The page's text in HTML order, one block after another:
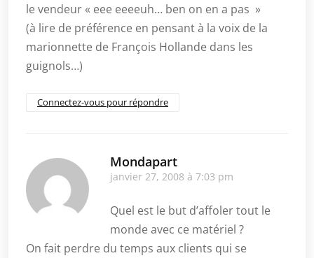
le vendeur « eee eeeeuh… ben on en a pas »
(à lire de préférence en pensant à la voix de la
marionnette de François Hollande dans les
guignols…)
Connectez-vous pour répondre
Mondapart
janvier 27, 2008 à 7:03 pm
Quel est le but d’affoler tout le
monde avec ce matériel ?
On fait perdre du temps aux clients qui se